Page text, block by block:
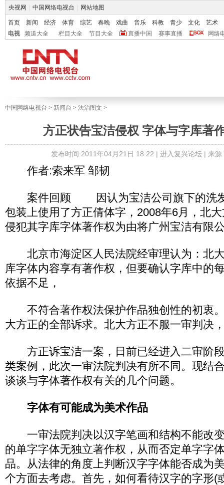
央视网 中国网络电视台 网站地图
首页 新闻 经济 体育 综艺 春晚 戏曲 音乐 科教 青少 文化
艺术
电视
频道大全 栏目大全 节目大全 直播中国 赛事直播 网络
中国网络电视台 > 新闻台 > 法治图文 >
方正状告宝洁侵权 字体与字库著
发布时间:2011年04月21日 18:22 | 进入复兴论坛| 来源
作者:索来军 邹韧
案件回顾 因认为宝洁公司旗下的洗发
包装上使用了方正倩体字，2008年6月，北
侵犯其字库字体著作权为由将广州宝洁有限
北京市海淀区人民法院经审理认为：北
库字体内容享有著作权，但要确认字库中的
依据不足，
不符合著作权法保护作品独创性的初衷
大方正的全部诉求。北大方正不服一审判决
方正诉宝洁一案，日前已经进入二审阶
类案例，此次一审法院判决有所不同。现结
谈谈与字体著作权有关的几个问题。
字体有可能成为美术作品
一审法院判决以汉字笔画和结构不能改
的单字字体无独立著作权，从而否定单字字
品。从法律的角度上判断汉字字体能否成为
个方面去考虑。首先，如何看待汉字的字形(